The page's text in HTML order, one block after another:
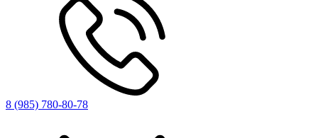
8 (985) 780-80-78